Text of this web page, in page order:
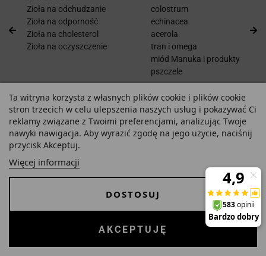
Zioła na odchudzanie
Zioła na odporność
Zioła na cholesterol
Zioła na oczyszczenie
colostrum
echinacea
acerola
tran i omega
miód Manuka i produkty
pszczele
NACZELNA RADZI
Magister farmacji
ponad dwie dekady.
Ta witryna korzysta z własnych plików cookie i plików cookie
stron trzecich w celu ulepszenia naszych usług i pokazywać Ci
reklamy związane z Twoimi preferencjami, analizując Twoje
nawyki nawigacja. Aby wyrazić zgodę na jego użycie, naciśnij
przycisk Akceptuj.
Więcej informacji
DOSTOSUJ
AKCEPTUJĘ